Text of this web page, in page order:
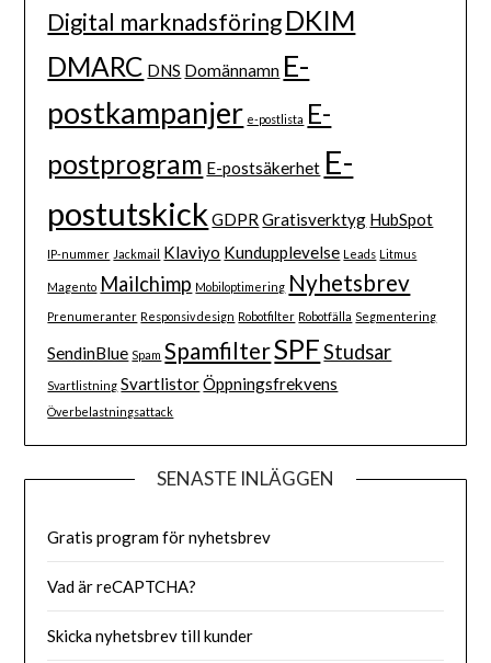
Digital marknadsföring DKIM
DMARC DNS Domännamn E-
postkampanjer e-postlista E-
postprogram E-postsäkerhet E-
postutskick GDPRGratisverktyg HubSpot
IP-nummer Jackmail Klaviyo Kundupplevelse Leads Litmus
Magento Mailchimp Mobiloptimering Nyhetsbrev
Prenumeranter Responsiv design Robotfilter Robotfälla Segmentering
SendinBlue Spam SpamfilterSPF Studsar
Svartlistning SvartlistorÖppningsfrekvens
Överbelastningsattack
SENASTE INLÄGGEN
Gratis program för nyhetsbrev
Vad är reCAPTCHA?
Skicka nyhetsbrev till kunder